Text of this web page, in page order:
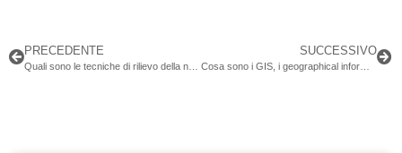
PRECEDENTE SUCCESSIVO
Cosa sono i GIS, i geographical information system?